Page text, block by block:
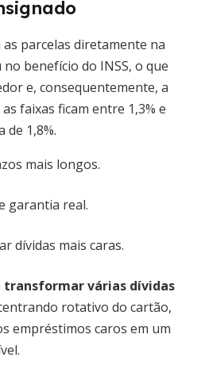
parcelas diretamente na
benefício do INSS, o que
e, consequentemente, a
faixas ficam entre 1,3% e
de 1,8%.
mais longos.
garantia real.
dívidas mais caras.
transformar várias dívidas
rotativo do cartão,
empréstimos caros em um